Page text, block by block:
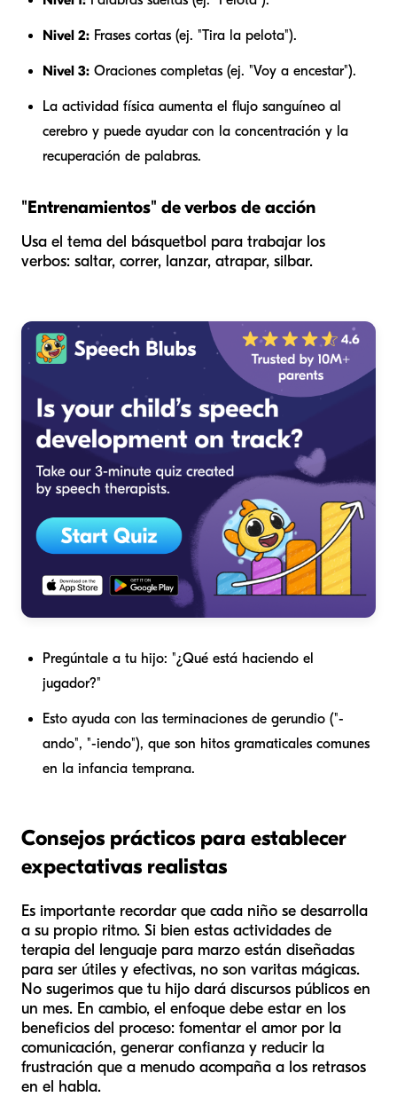
Nivel 2: Frases cortas (ej. "Tira la pelota").
Nivel 3: Oraciones completas (ej. "Voy a encestar").
La actividad física aumenta el flujo sanguíneo al
cerebro y puede ayudar con la concentración y la
recuperación de palabras.
"Entrenamientos" de verbos de acción
Usa el tema del básquetbol para trabajar los
verbos: saltar, correr, lanzar, atrapar, silbar.
Pregúntale a tu hijo: "¿Qué está haciendo el
jugador?"
Esto ayuda con las terminaciones de gerundio ("-
ando", "-iendo"), que son hitos gramaticales comunes
en la infancia temprana.
Consejos prácticos para establecer
expectativas realistas
Es importante recordar que cada niño se desarrolla
a su propio ritmo. Si bien estas actividades de
terapia del lenguaje para marzo están diseñadas
para ser útiles y efectivas, no son varitas mágicas.
No sugerimos que tu hijo dará discursos públicos en
un mes. En cambio, el enfoque debe estar en los
beneficios del proceso: fomentar el amor por la
comunicación, generar confianza y reducir la
frustración que a menudo acompaña a los retrasos
en el habla.